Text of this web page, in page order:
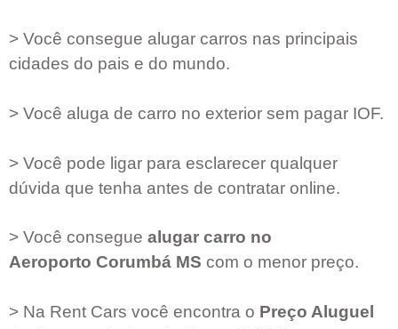
> Você consegue alugar carros nas principais
cidades do pais e do mundo.
> Você aluga de carro no exterior sem pagar IOF.
> Você pode ligar para esclarecer qualquer
dúvida que tenha antes de contratar online.
> Você consegue alugar carro no
Aeroporto Corumbá MS com o menor preço.
> Na Rent Cars você encontra o Preço Aluguel